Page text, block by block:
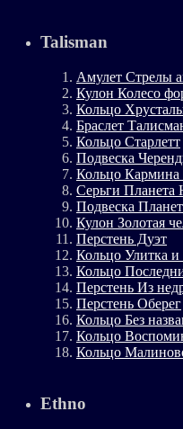
Talisman
Амулет Стрелы
Кулон Колесо
Кольцо
Браслет
Кольцо Старлетт
Подвеска
Кольцо Кармина
Серьги Планета
Подвеска
Кулон Золотая
Перстень Дуэт
Кольцо Улитка и
Кольцо
Перстень Из
Перстень Оберег
Кольцо Без
Кольцо
Кольцо
Ethno